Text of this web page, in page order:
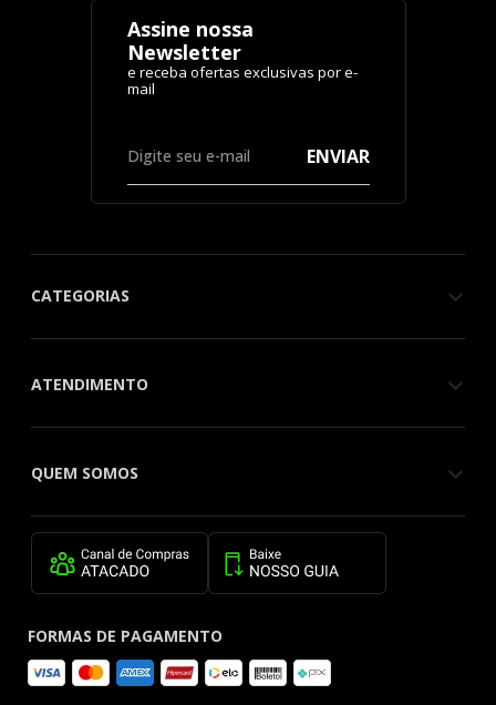
Assine nossa
Newsletter
ENVIAR
CATEGORIAS
ATENDIMENTO
QUEM SOMOS
FORMAS DE PAGAMENTO